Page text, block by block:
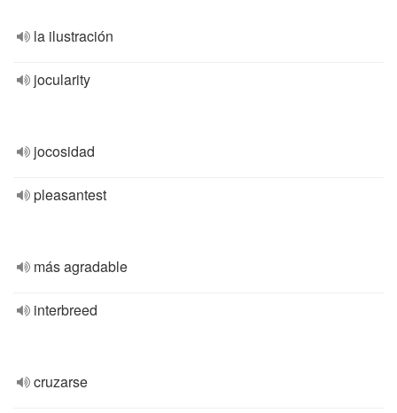
la ilustración
jocularity
jocosidad
pleasantest
más agradable
interbreed
cruzarse